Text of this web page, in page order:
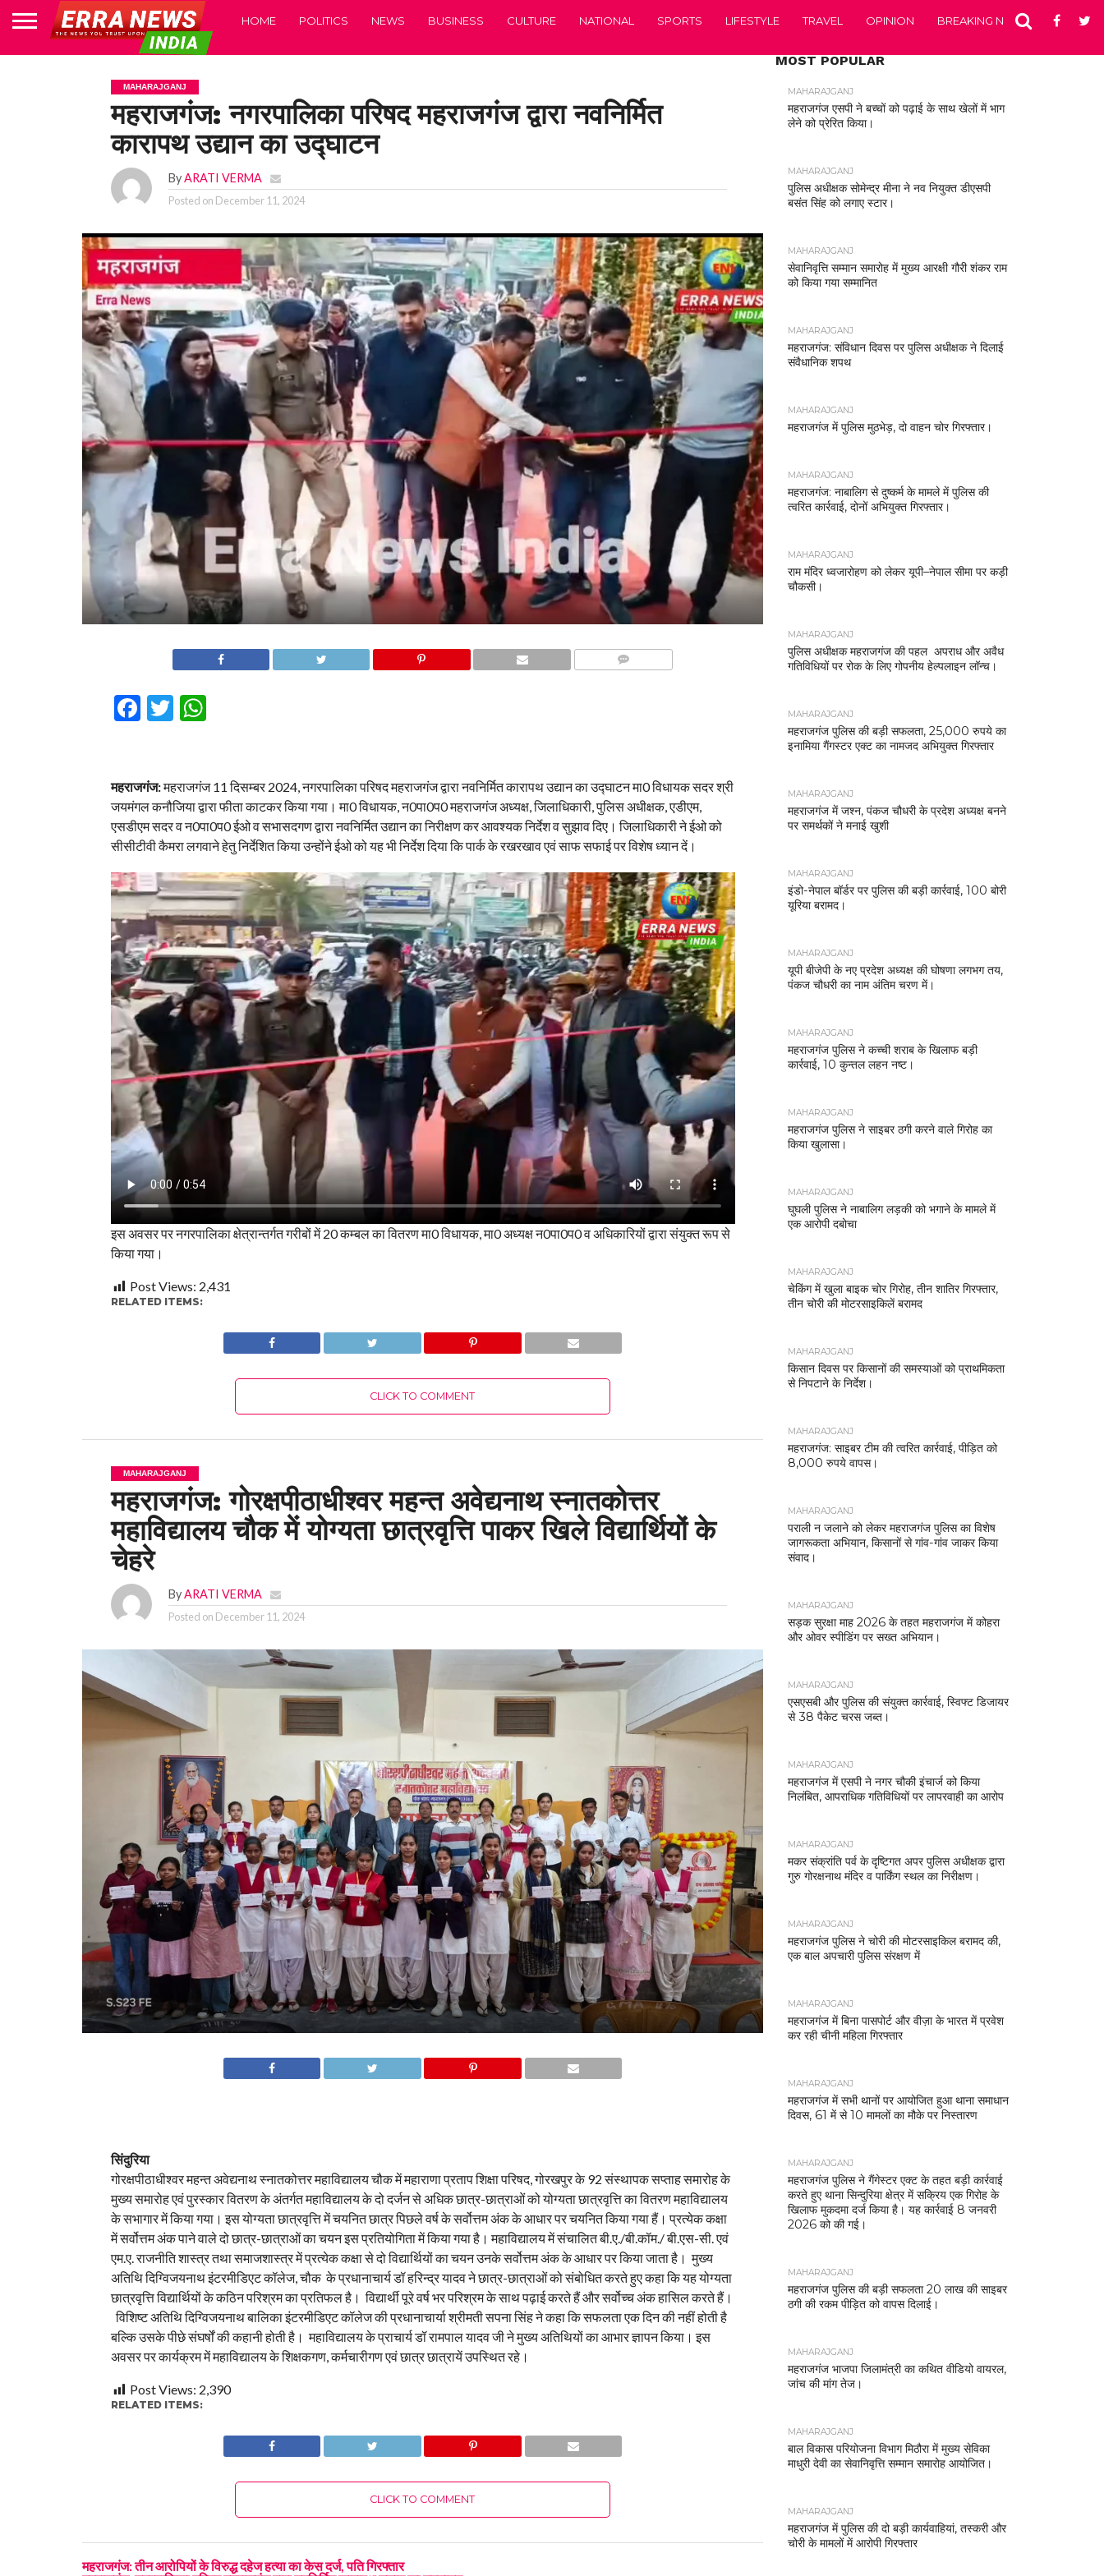
HOME POLITICS NEWS BUSINESS CULTURE NATIONAL SPORTS LIFESTYLE TRAVEL OPINION BREAKING NEWS
MAHARAJGANJ
महराजगंज: नगरपालिका परिषद महराजगंज द्वारा नवनिर्मित
कारापथ उद्यान का उद्घाटन
ByARATI VERMA
Posted on December 11, 2024
Facebook
Twitter
WhatsApp
महराजगंज:महराजगंज 11 दिसम्बर 2024, नगरपालिका परिषद महराजगंज द्वारा नवनिर्मित कारापथ उद्यान का उद्घाटन मा0 विधायक सदर श्री
जयमंगल कनौजिया द्वारा फीता काटकर किया गया। मा0 विधायक, न0पा0प0 महराजगंज अध्यक्ष, जिलाधिकारी, पुलिस अधीक्षक, एडीएम,
एसडीएम सदर व न0पा0प0 ईओ व सभासदगण द्वारा नवनिर्मित उद्यान का निरीक्षण कर आवश्यक निर्देश व सुझाव दिए। जिलाधिकारी ने ईओ को
सीसीटीवी कैमरा लगवाने हेतु निर्देशित किया उन्होंने ईओ को यह भी निर्देश दिया कि पार्क के रखरखाव एवं साफ सफाई पर विशेष ध्यान दें।
इस अवसर पर नगरपालिका क्षेत्रान्तर्गत गरीबों में 20 कम्बल का वितरण मा0 विधायक, मा0 अध्यक्ष न0पा0प0 व अधिकारियों द्वारा संयुक्त रूप से
किया गया।
Post Views: 2,431
RELATED ITEMS:
CLICK TO COMMENT
MAHARAJGANJ
महराजगंज: गोरक्षपीठाधीश्वर महन्त अवेद्यनाथ स्नातकोत्तर
महाविद्यालय चौक में योग्यता छात्रवृत्ति पाकर खिले विद्यार्थियों के
चेहरे
ByARATI VERMA
Posted on December 11, 2024
सिंदुरिया
गोरक्षपीठाधीश्वर महन्त अवेद्यनाथ स्नातकोत्तर महाविद्यालय चौक में महाराणा प्रताप शिक्षा परिषद, गोरखपुर के 92 संस्थापक सप्ताह समारोह के
मुख्य समारोह एवं पुरस्कार वितरण के अंतर्गत महाविद्यालय के दो दर्जन से अधिक छात्र-छात्राओं को योग्यता छात्रवृत्ति का वितरण महाविद्यालय
के सभागार में किया गया। इस योग्यता छात्रवृत्ति में चयनित छात्र पिछले वर्ष के सर्वोत्तम अंक के आधार पर चयनित किया गया हैं। प्रत्येक कक्षा
में सर्वोत्तम अंक पाने वाले दो छात्र-छात्राओं का चयन इस प्रतियोगिता में किया गया है। महाविद्यालय में संचालित बी.ए./बी.कॉम./ बी.एस-सी. एवं
एम.ए. राजनीति शास्त्र तथा समाजशास्त्र में प्रत्येक कक्षा से दो विद्यार्थियों का चयन उनके सर्वोत्तम अंक के आधार पर किया जाता है। मुख्य
अतिथि दिग्विजयनाथ इंटरमीडिएट कॉलेज, चौक के प्रधानाचार्य डॉ हरिन्द्र यादव ने छात्र-छात्राओं को संबोधित करते हुए कहा कि यह योग्यता
छात्रवृत्ति विद्यार्थियों के कठिन परिश्रम का प्रतिफल है। विद्यार्थी पूरे वर्ष भर परिश्रम के साथ पढ़ाई करते हैं और सर्वोच्च अंक हासिल करते हैं।
विशिष्ट अतिथि दिग्विजयनाथ बालिका इंटरमीडिएट कॉलेज की प्रधानाचार्या श्रीमती सपना सिंह ने कहा कि सफलता एक दिन की नहीं होती है
बल्कि उसके पीछे संघर्षों की कहानी होती है। महाविद्यालय के प्राचार्य डॉ रामपाल यादव जी ने मुख्य अतिथियों का आभार ज्ञापन किया। इस
अवसर पर कार्यक्रम में महाविद्यालय के शिक्षकगण, कर्मचारीगण एवं छात्र छात्रायें उपस्थित रहे।
Post Views: 2,390
RELATED ITEMS:
CLICK TO COMMENT
महराजगंज: तीन आरोपियों के विरुद्ध दहेज हत्या का केस दर्ज, पति गिरफ्तार
MOST POPULAR
MAHARAJGANJ
महराजगंज एसपी ने बच्चों को पढ़ाई के साथ खेलों में भाग
लेने को प्रेरित किया।
MAHARAJGANJ
पुलिस अधीक्षक सोमेन्द्र मीना ने नव नियुक्त डीएसपी
बसंत सिंह को लगाए स्टार।
MAHARAJGANJ
सेवानिवृत्ति सम्मान समारोह में मुख्य आरक्षी गौरी शंकर राम
को किया गया सम्मानित
MAHARAJGANJ
महराजगंज: संविधान दिवस पर पुलिस अधीक्षक ने दिलाई
संवैधानिक शपथ
MAHARAJGANJ
महराजगंज में पुलिस मुठभेड़, दो वाहन चोर गिरफ्तार।
MAHARAJGANJ
महराजगंज: नाबालिग से दुष्कर्म के मामले में पुलिस की
त्वरित कार्रवाई, दोनों अभियुक्त गिरफ्तार।
MAHARAJGANJ
राम मंदिर ध्वजारोहण को लेकर यूपी–नेपाल सीमा पर कड़ी
चौकसी।
MAHARAJGANJ
पुलिस अधीक्षक महराजगंज की पहल अपराध और अवैध
गतिविधियों पर रोक के लिए गोपनीय हेल्पलाइन लॉन्च।
MAHARAJGANJ
महराजगंज पुलिस की बड़ी सफलता, 25,000 रुपये का
इनामिया गैंगस्टर एक्ट का नामजद अभियुक्त गिरफ्तार
MAHARAJGANJ
महराजगंज में जश्न, पंकज चौधरी के प्रदेश अध्यक्ष बनने
पर समर्थकों ने मनाई खुशी
MAHARAJGANJ
इंडो-नेपाल बॉर्डर पर पुलिस की बड़ी कार्रवाई, 100 बोरी
यूरिया बरामद।
MAHARAJGANJ
यूपी बीजेपी के नए प्रदेश अध्यक्ष की घोषणा लगभग तय,
पंकज चौधरी का नाम अंतिम चरण में।
MAHARAJGANJ
महराजगंज पुलिस ने कच्ची शराब के खिलाफ बड़ी
कार्रवाई, 10 कुन्तल लहन नष्ट।
MAHARAJGANJ
महराजगंज पुलिस ने साइबर ठगी करने वाले गिरोह का
किया खुलासा।
MAHARAJGANJ
घुघली पुलिस ने नाबालिग लड़की को भगाने के मामले में
एक आरोपी दबोचा
MAHARAJGANJ
चेकिंग में खुला बाइक चोर गिरोह, तीन शातिर गिरफ्तार,
तीन चोरी की मोटरसाइकिलें बरामद
MAHARAJGANJ
किसान दिवस पर किसानों की समस्याओं को प्राथमिकता
से निपटाने के निर्देश।
MAHARAJGANJ
महराजगंज: साइबर टीम की त्वरित कार्रवाई, पीड़ित को
8,000 रुपये वापस।
MAHARAJGANJ
पराली न जलाने को लेकर महराजगंज पुलिस का विशेष
जागरूकता अभियान, किसानों से गांव-गांव जाकर किया
संवाद।
MAHARAJGANJ
सड़क सुरक्षा माह 2026 के तहत महराजगंज में कोहरा
और ओवर स्पीडिंग पर सख्त अभियान।
MAHARAJGANJ
एसएसबी और पुलिस की संयुक्त कार्रवाई, स्विफ्ट डिजायर
से 38 पैकेट चरस जब्त।
MAHARAJGANJ
महराजगंज में एसपी ने नगर चौकी इंचार्ज को किया
निलंबित, आपराधिक गतिविधियों पर लापरवाही का आरोप
MAHARAJGANJ
मकर संक्रांति पर्व के दृष्टिगत अपर पुलिस अधीक्षक द्वारा
गुरु गोरक्षनाथ मंदिर व पार्किंग स्थल का निरीक्षण।
MAHARAJGANJ
महराजगंज पुलिस ने चोरी की मोटरसाइकिल बरामद की,
एक बाल अपचारी पुलिस संरक्षण में
MAHARAJGANJ
महराजगंज में बिना पासपोर्ट और वीज़ा के भारत में प्रवेश
कर रही चीनी महिला गिरफ्तार
MAHARAJGANJ
महराजगंज में सभी थानों पर आयोजित हुआ थाना समाधान
दिवस, 61 में से 10 मामलों का मौके पर निस्तारण
MAHARAJGANJ
महराजगंज पुलिस ने गैंगेस्टर एक्ट के तहत बड़ी कार्रवाई
करते हुए थाना सिन्दुरिया क्षेत्र में सक्रिय एक गिरोह के
खिलाफ मुकदमा दर्ज किया है। यह कार्रवाई 8 जनवरी
2026 को की गई।
MAHARAJGANJ
महराजगंज पुलिस की बड़ी सफलता 20 लाख की साइबर
ठगी की रकम पीड़ित को वापस दिलाई।
MAHARAJGANJ
महराजगंज भाजपा जिलामंत्री का कथित वीडियो वायरल,
जांच की मांग तेज।
MAHARAJGANJ
बाल विकास परियोजना विभाग मिठौरा में मुख्य सेविका
माधुरी देवी का सेवानिवृत्ति सम्मान समारोह आयोजित।
MAHARAJGANJ
महराजगंज में पुलिस की दो बड़ी कार्यवाहियां, तस्करी और
चोरी के मामलों में आरोपी गिरफ्तार